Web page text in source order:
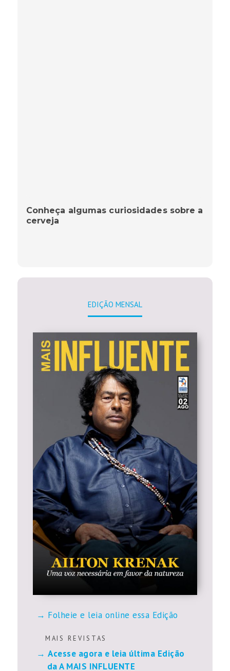
Conheça algumas curiosidades sobre a
cerveja
EDIÇÃO MENSAL
Folheie e leia online essa Edição
M A I S R E V I S T A S
Acesse agora e leia última Edição
da A MAIS INFLUENTE